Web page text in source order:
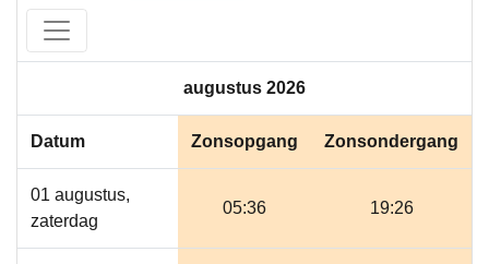
augustus 2026
Datum Zonsopgang Zonsondergang
01 augustus,
zaterdag
05:36 19:26